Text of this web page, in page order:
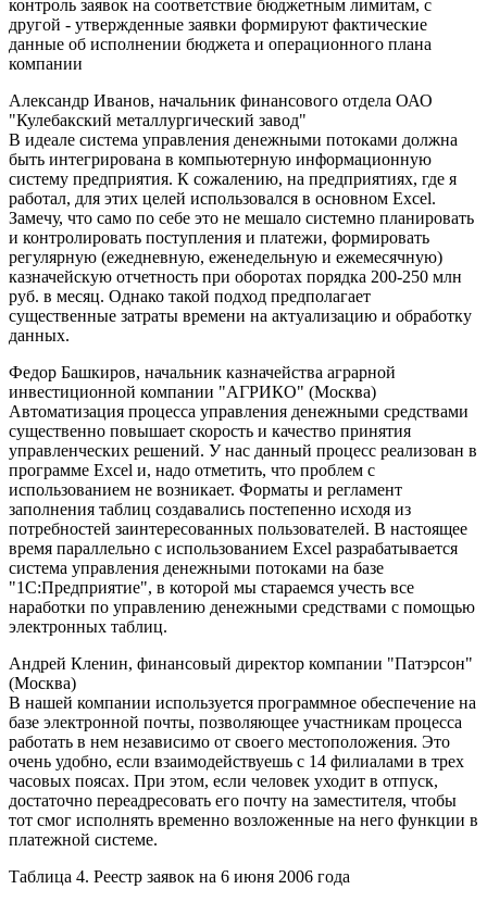
контроль заявок на соответствие бюджетным лимитам, с
другой - утвержденные заявки формируют фактические
данные об исполнении бюджета и операционного плана
компании
Александр Иванов, начальник финансового отдела ОАО
"Кулебакский металлургический завод"
В идеале система управления денежными потоками должна
быть интегрирована в компьютерную информационную
систему предприятия. К сожалению, на предприятиях, где я
работал, для этих целей использовался в основном Excel.
Замечу, что само по себе это не мешало системно планировать
и контролировать поступления и платежи, формировать
регулярную (ежедневную, еженедельную и ежемесячную)
казначейскую отчетность при оборотах порядка 200-250 млн
руб. в месяц. Однако такой подход предполагает
существенные затраты времени на актуализацию и обработку
данных.
Федор Башкиров, начальник казначейства аграрной
инвестиционной компании "АГРИКО" (Москва)
Автоматизация процесса управления денежными средствами
существенно повышает скорость и качество принятия
управленческих решений. У нас данный процесс реализован в
программе Excel и, надо отметить, что проблем с
использованием не возникает. Форматы и регламент
заполнения таблиц создавались постепенно исходя из
потребностей заинтересованных пользователей. В настоящее
время параллельно с использованием Excel разрабатывается
система управления денежными потоками на базе
"1С:Предприятие", в которой мы стараемся учесть все
наработки по управлению денежными средствами с помощью
электронных таблиц.
Андрей Кленин, финансовый директор компании "Патэрсон"
(Москва)
В нашей компании используется программное обеспечение на
базе электронной почты, позволяющее участникам процесса
работать в нем независимо от своего местоположения. Это
очень удобно, если взаимодействуешь с 14 филиалами в трех
часовых поясах. При этом, если человек уходит в отпуск,
достаточно переадресовать его почту на заместителя, чтобы
тот смог исполнять временно возложенные на него функции в
платежной системе.
Таблица 4. Реестр заявок на 6 июня 2006 года